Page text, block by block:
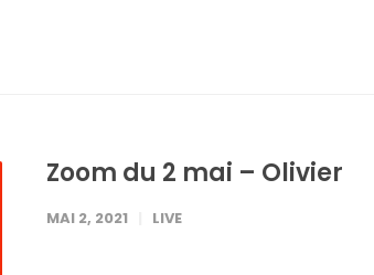
Zoom du 2 mai – Olivier
MAI 2, 2021 LIVE